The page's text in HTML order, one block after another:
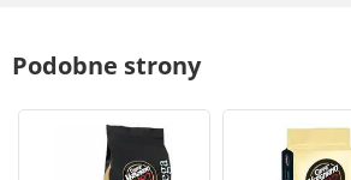
Podobne strony